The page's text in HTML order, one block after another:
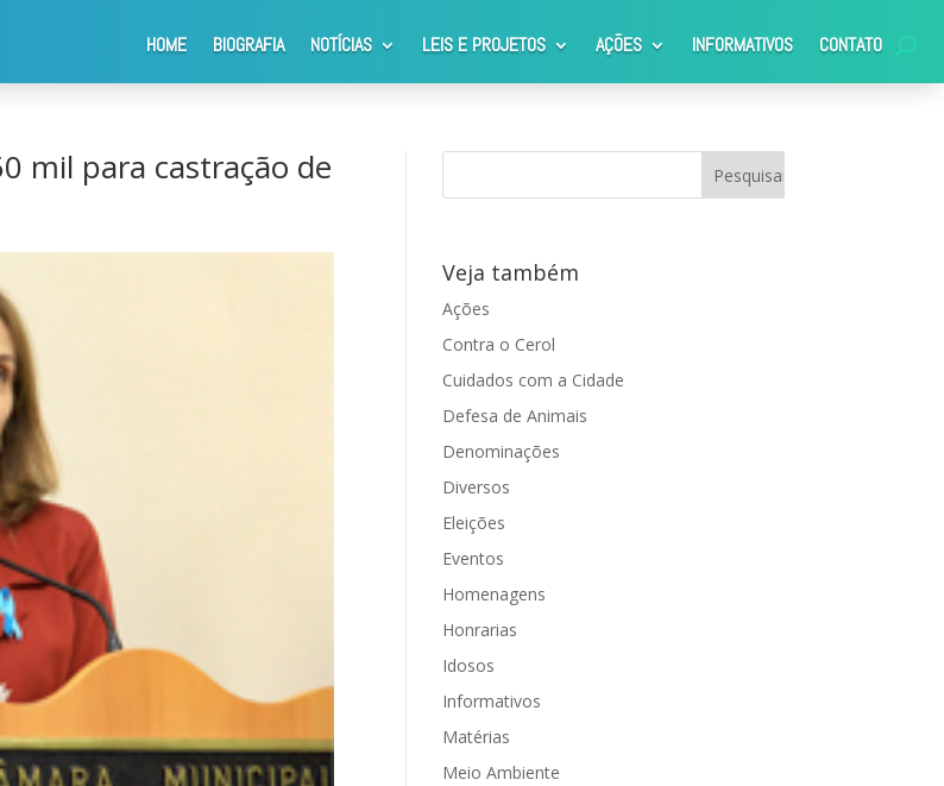
HOME BIOGRAFIA NOTÍCIAS LEIS E PROJETOS AÇÕES INFORMATIVOS CONTATO
que prevê R$ 150 mil para castração de animais em Araraquara
mil para castração de
Veja também
Ações
Contra o Cerol
Cuidados com a Cidade
Defesa de Animais
Denominações
Diversos
Eleições
Eventos
Homenagens
Honrarias
Idosos
Informativos
Matérias
Meio Ambiente